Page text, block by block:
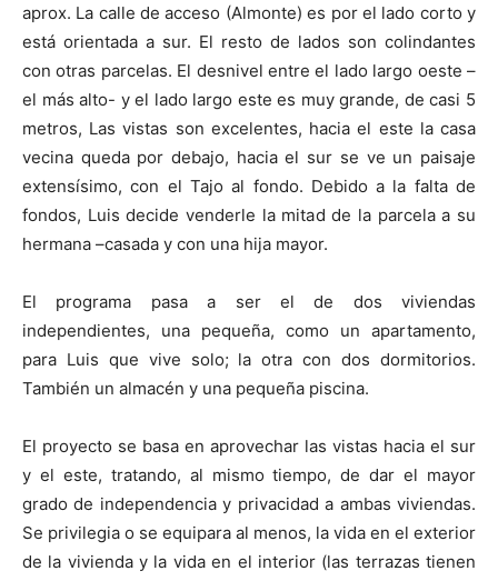
aprox. La calle de acceso (Almonte) es por el lado corto y
está orientada a sur. El resto de lados son colindantes
con otras parcelas. El desnivel entre el lado largo oeste –
el más alto- y el lado largo este es muy grande, de casi 5
metros, Las vistas son excelentes, hacia el este la casa
vecina queda por debajo, hacia el sur se ve un paisaje
extensísimo, con el Tajo al fondo. Debido a la falta de
fondos, Luis decide venderle la mitad de la parcela a su
hermana –casada y con una hija mayor.
El programa pasa a ser el de dos viviendas
independientes, una pequeña, como un apartamento,
para Luis que vive solo; la otra con dos dormitorios.
También un almacén y una pequeña piscina.
El proyecto se basa en aprovechar las vistas hacia el sur
y el este, tratando, al mismo tiempo, de dar el mayor
grado de independencia y privacidad a ambas viviendas.
Se privilegia o se equipara al menos, la vida en el exterior
de la vivienda y la vida en el interior (las terrazas tienen